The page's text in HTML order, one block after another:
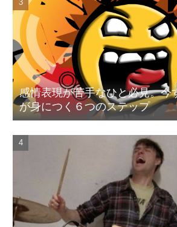
感情表現が苦手なひと必見。今
が身につく６つのステップ